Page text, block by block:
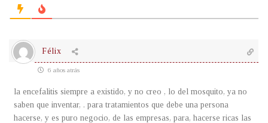
Félix
6 años atrás
la encefalitis siempre a existido, y no creo , lo del mosquito, ya no
saben que inventar, . para tratamientos que debe una persona
hacerse, y es puro negocio, de las empresas, para, hacerse ricas las